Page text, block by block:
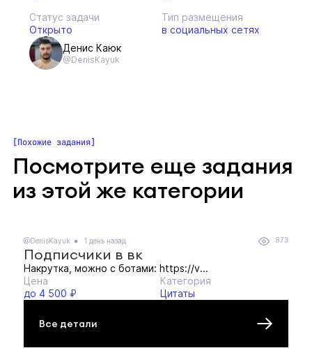
Статус задачи
Открыто
Тип размещения
в социальных сетях
Денис Каюк
@DenisKayuk
Похожие задания
Посмотрите еще задания
из этой же категории
@DenisKayuk 1 день назад 873
Подписчики в вк
Накрутка, можно с ботами: https://v...
Цена
до 4 500 ₽
Категория
Цитаты
Все детали